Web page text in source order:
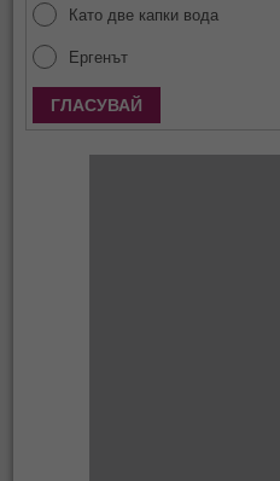
Като две капки вода
Ергенът